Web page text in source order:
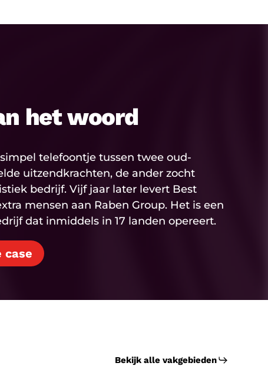
het woord
telefoontje tussen twee oud-
uitzendkrachten, de ander zocht
bedrijf. Vijf jaar later levert Best
mensen aan Raben Group. Het is een
dat inmiddels in 17 landen opereert.
case
Bekijk alle vakgebieden